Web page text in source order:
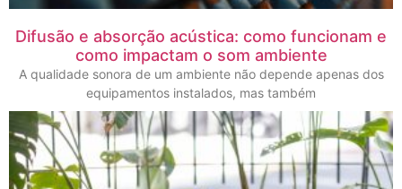
Difusão e absorção acústica: como funcionam e
como impactam o som ambiente
A qualidade sonora de um ambiente não depende apenas dos
equipamentos instalados, mas também